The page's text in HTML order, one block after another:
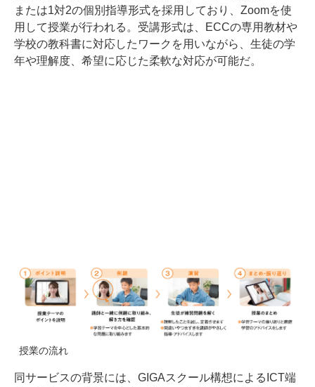
または1対2の個別指導形式を採用しており、Zoomを使
用して授業が行われる。受講形式は、ECCの専用教材や
学校の教科書に対応したワークを用いながら、生徒の学
年や理解度、希望に応じた柔軟な対応が可能だ。
授業の流れ
同サービスの背景には、GIGAスクール構想によるICT端